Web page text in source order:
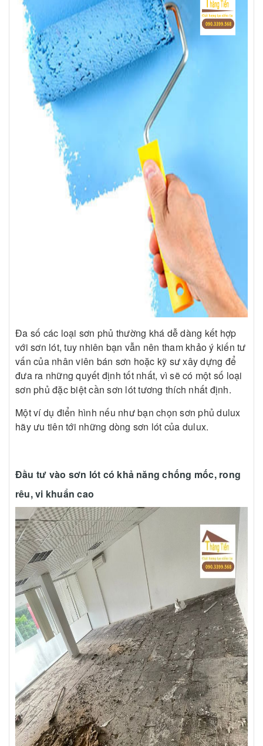
Đa số các loại sơn phủ thường khá dễ dàng kết hợp
với sơn lót, tuy nhiên bạn vẫn nên tham khảo ý kiến tư
vấn của nhân viên bán sơn hoặc kỹ sư xây dựng để
đưa ra những quyết định tốt nhất, vì sẽ có một số loại
sơn phủ đặc biệt cần sơn lót tương thích nhất định.
Một ví dụ điển hình nếu như bạn chọn sơn phủ dulux
hãy ưu tiên tới những dòng sơn lót của dulux.
Đầu tư vào sơn lót có khả năng chống mốc, rong
rêu, vi khuẩn cao